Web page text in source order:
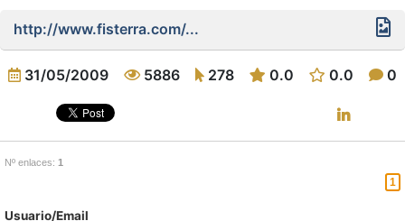
http://www.fisterra.com/...
31/05/2009 5886 278 0.0 0.0 0
Nº enlaces: 1
1
Usuario/Email